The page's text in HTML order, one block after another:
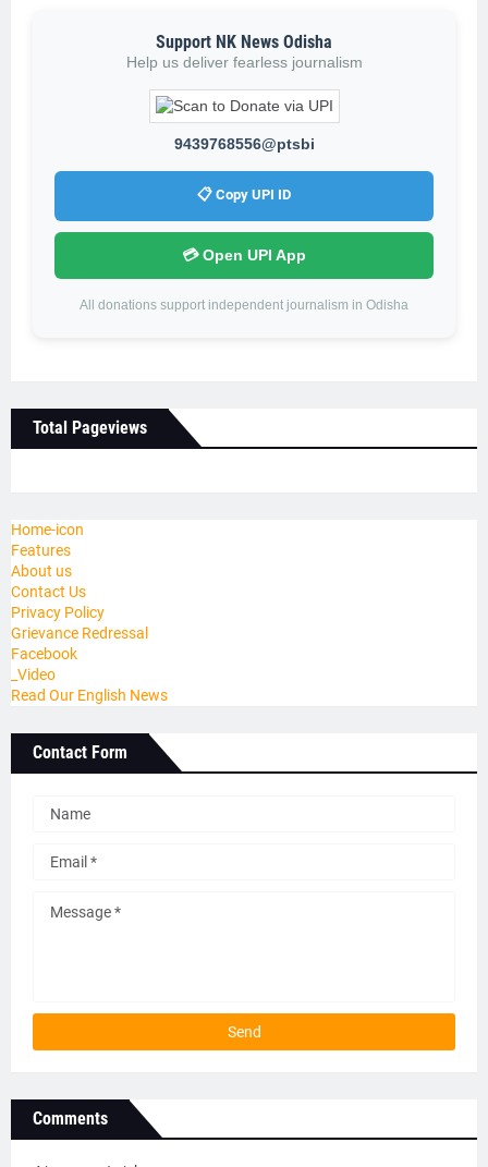
Support NK News Odisha
Help us deliver fearless journalism
9439768556@ptsbi
📋 Copy UPI ID
💳 Open UPI App
All donations support independent journalism in Odisha
Total Pageviews
Home-icon
Features
About us
Contact Us
Privacy Policy
Grievance Redressal
Facebook
_Video
Read Our English News
Contact Form
Comments